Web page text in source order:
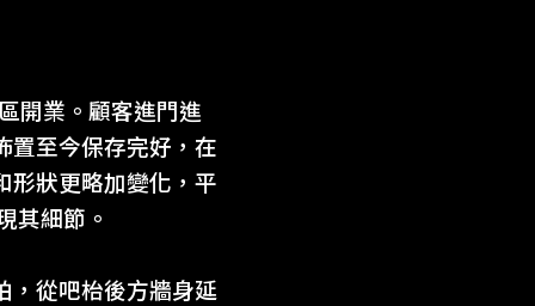
開業。顧客進門進
置至今保存完好，在
形狀更略加變化，平
其細節。
，從吧枱後方牆身延